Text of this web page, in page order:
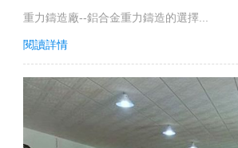
重力鑄造廠--鋁合金重力鑄造的選擇...
閱讀詳情